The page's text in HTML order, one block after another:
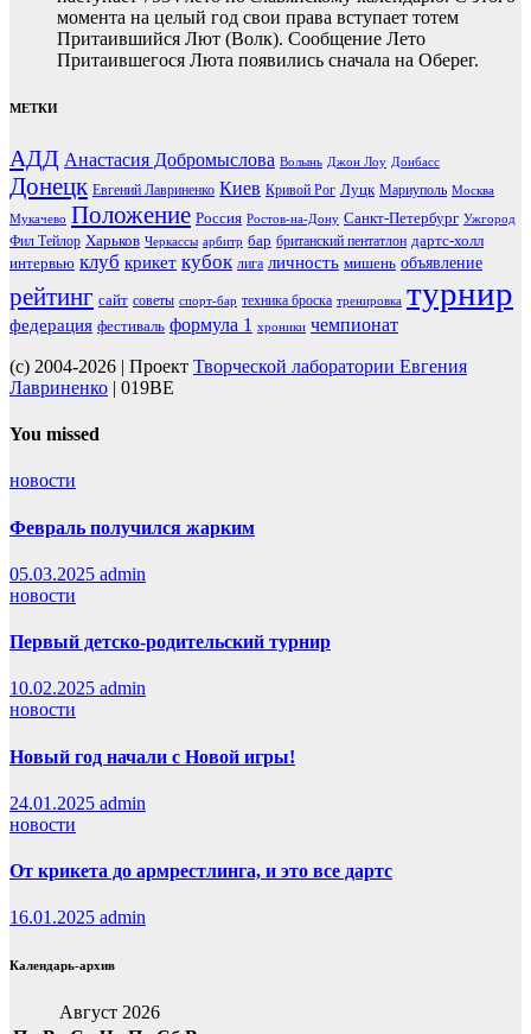
момента на целый год свои права вступает тотем
Притаившийся Лют (Волк). Сообщение Лето
Притаившегося Люта появились сначала на Оберег.
МЕТКИ
АДД Анастасия Добромыслова Волынь Джон Лоу Донбасс
Донецк Евгений Лавриненко Киев Кривой Рог Луцк Мариуполь Москва
Мукачево Положение Россия Ростов-на-Дону Санкт-Петербург Ужгород
Фил Тейлор Харьков Черкассы арбитр бар британский пентатлон дартс-холл
интервью клуб крикет кубок лига личность мишень объявление
рейтинг сайт советы спорт-бар техника броска тренировка турнир
федерация фестиваль формула 1 хроники чемпионат
(c) 2004-2026 | Проект Творческой лаборатории Евгения
Лавриненко | 019BE
You missed
новости
Февраль получился жарким
05.03.2025 admin
новости
Первый детско-родительский турнир
10.02.2025 admin
новости
Новый год начали с Новой игры!
24.01.2025 admin
новости
От крикета до армрестлинга, и это все дартс
16.01.2025 admin
Календарь-архив
Август 2026